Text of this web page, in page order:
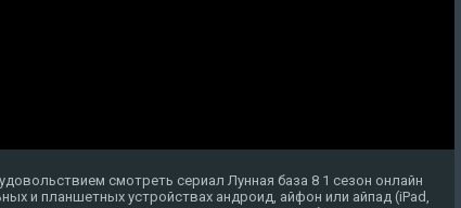
смотреть сериал Лунная база 8 1 сезон онлайн
и планшетных устройствах андроид, айфон или айпад (iPad,